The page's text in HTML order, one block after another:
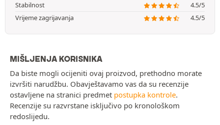
Stabilnost
4.5/5
Vrijeme zagrijavanja
4.5/5
MIŠLJENJA KORISNIKA
Da biste mogli ocijeniti ovaj proizvod, prethodno morate
izvršiti narudžbu. Obavještavamo vas da su recenzije
ostavljene na stranici predmet postupka kontrole.
Recenzije su razvrstane isključivo po kronološkom
redoslijedu.